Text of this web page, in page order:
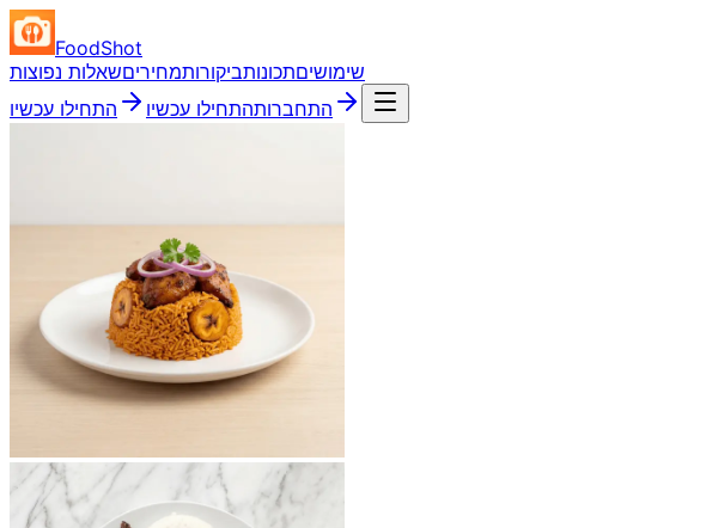
FoodShot
שימושיםתכונותביקורותמחיריםשאלות נפוצות
התחברותהתחילו עכשיו התחילו עכשיו